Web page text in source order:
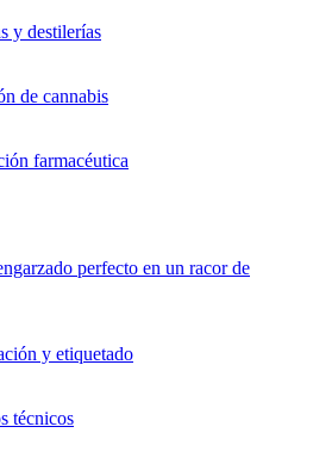
y destilerías
de cannabis
farmacéutica
perfecto en un racor de
y etiquetado
técnicos